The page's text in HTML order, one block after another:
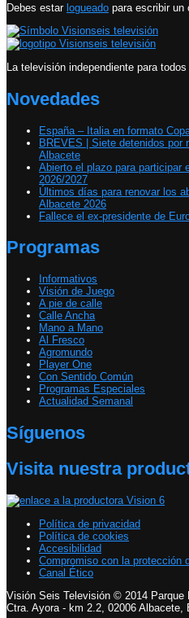
Debes estar logueado para escribir un
La televisión independiente para
Novedades
España – Italia en formato
BREVES | Siete detenidos por
Albacete
Abierto el plazo para participar
2026/2027
Últimos días para renovar los
Albacete 2026
Fallece el ex-presidente de
Programas
Informativos
Visión de Juego
A pie de calle
Calle Ancha
Mano a Mano
Al Fresco
Agromundo
Player One
Con Sentido Común
Programas Especiales
Actualidad Semanal
Síguenos
Visita nuestra
Política de privacidad
Política de cookies
Accesibilidad
Compromiso con la protección
Canal Ético
Visión Seis Televisión © 2014 Parque
Ctra. Ayora - km 2.2, 02006 Albacete,